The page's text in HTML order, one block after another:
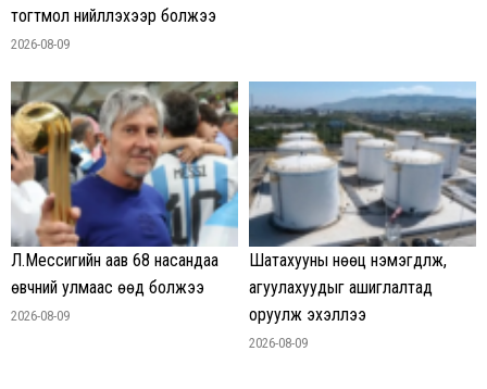
тогтмол нийлүүлэхээр болжээ
2026-08-09
Л.Мессигийн аав 68 насандаа
өвчний улмаас өөд болжээ
2026-08-09
Шатахууны нөөц нэмэгдүүлж,
агуулахуудыг ашиглалтад
оруулж эхэллээ
2026-08-09